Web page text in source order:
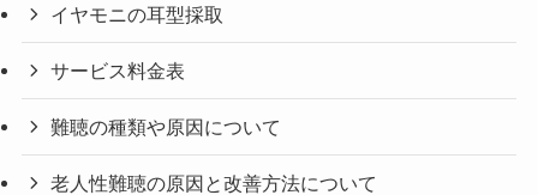
イヤモニの耳型採取
サービス料金表
難聴の種類や原因について
老人性難聴の原因と改善方法について